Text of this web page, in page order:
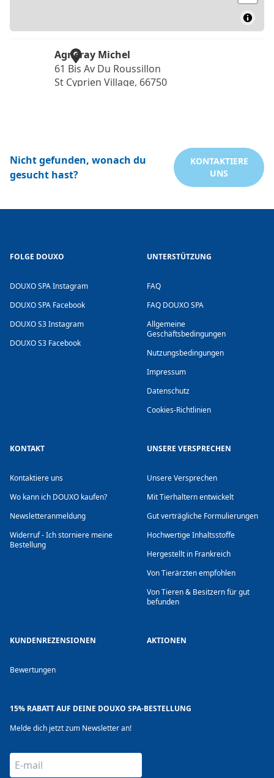
Nicht gefunden, wonach du
gesucht hast?
KONTAKTIERE
UNS
FOLGE DOUXO
DOUXO SPA Instagram
DOUXO SPA Facebook
DOUXO S3 Instagram
DOUXO S3 Facebook
UNTERSTÜTZUNG
FAQ
FAQ DOUXO SPA
Allgemeine
Geschäftsbedingungen
Nutzungsbedingungen
Impressum
Datenschutz
Cookies-Richtlinien
KONTAKT
Kontaktiere uns
Wo kann ich DOUXO kaufen?
Newsletteranmeldung
Widerruf - Ich storniere meine
Bestellung
UNSERE VERSPRECHEN
Unsere Versprechen
Mit Tierhaltern entwickelt
Gut verträgliche Formulierungen
Hochwertige Inhaltsstoffe
Hergestellt in Frankreich
Von Tierärzten empfohlen
Von Tieren & Besitzern für gut
befunden
KUNDENREZENSIONEN
Bewertungen
AKTIONEN
15% RABATT AUF DEINE DOUXO SPA-BESTELLUNG
Melde dich jetzt zum Newsletter an!